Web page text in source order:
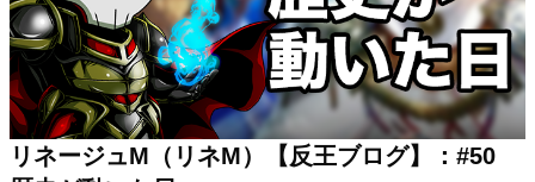
リネージュM（リネM）【反王ブログ】：#50